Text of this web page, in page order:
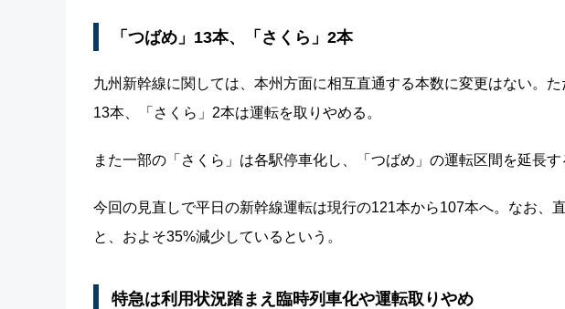
「つばめ」13本、「さくら」2本
九州新幹線に関しては、本州方面に相互直通する本数に変更はない。
13本、「さくら」2本は運転を取りやめる。
また一部の「さくら」は各駅停車化し、「つばめ」の運転区間を延長
今回の見直しで平日の新幹線運転は現行の121本から107本へ。なお、
と、およそ35%減少しているという。
特急は利用状況踏まえ臨時列車化や運転取りやめ